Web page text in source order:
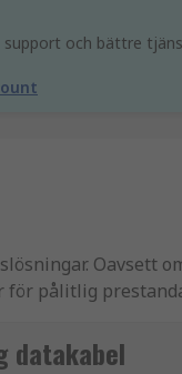
och bättre
Oavsett
för pålitlig
datakabel